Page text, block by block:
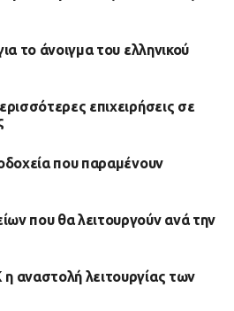
το άνοιγμα του ελληνικού
επιχειρήσεις σε
που παραμένουν
που θα λειτουργούν ανά την
αναστολή λειτουργίας των